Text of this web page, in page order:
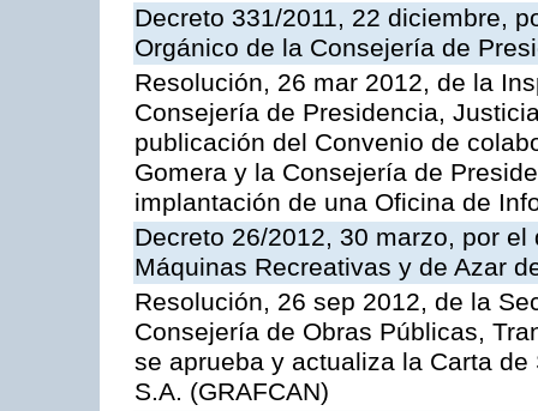
Decreto 331/2011, 22 diciembre,
Orgánico de la Consejería de
Resolución, 26 mar 2012, de la
Consejería de Presidencia,
publicación del Convenio de
Gomera y la Consejería de
implantación de una Oficina de
Decreto 26/2012, 30 marzo, por
Máquinas Recreativas y de Azar
Resolución, 26 sep 2012, de la
Consejería de Obras Públicas,
se aprueba y actualiza la Carta
S.A. (GRAFCAN)